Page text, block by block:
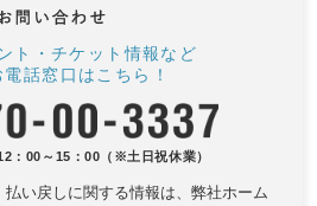
ト・チケット情報など
電話窓口はこちら！
：00～15：00（※土日祝休業）
い戻しに関する情報は、 弊社ホーム